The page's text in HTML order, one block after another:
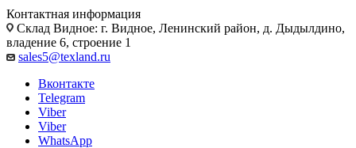
Контактная информация
Склад Видное: г. Видное, Ленинский район, д. Дыдылдино,
владение 6, строение 1
sales5@texland.ru
Вконтакте
Telegram
Viber
Viber
WhatsApp